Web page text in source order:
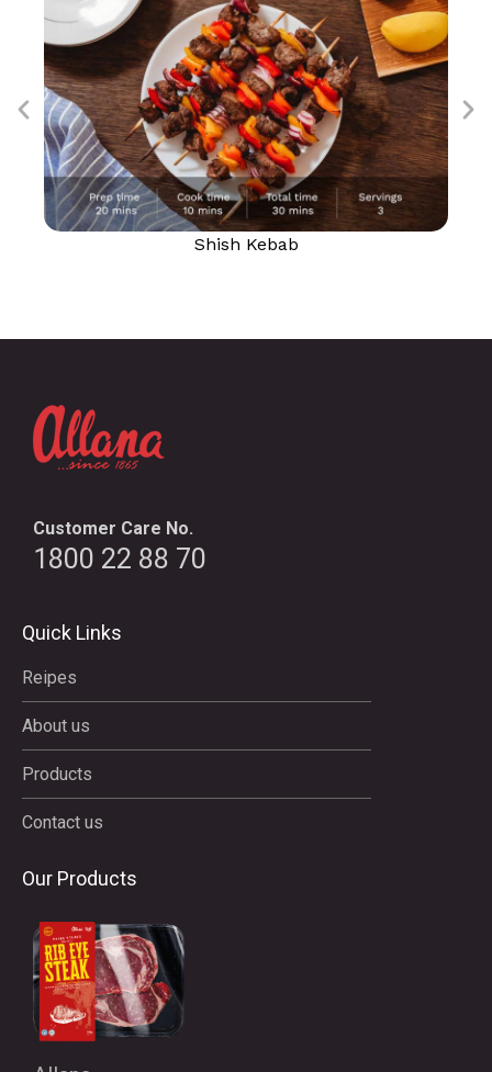
Shish Kebab
Customer Care No.
1800 22 88 70
Quick Links
Reipes
About us
Products
Contact us
Our Products